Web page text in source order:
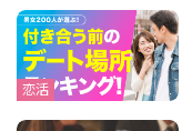
恋活